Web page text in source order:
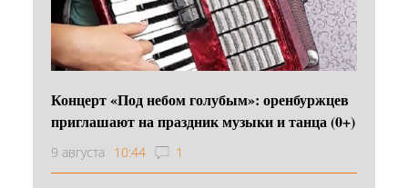
Концерт «Под небом голубым»: оренбуржцев
приглашают на праздник музыки и танца (0+)
9 августа 10:44 1